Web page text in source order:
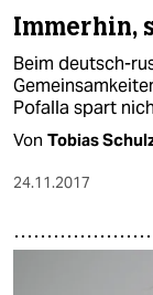
Immerhin,
Beim deutsch-
Pofalla spart
Von Tobias
24.11.2017